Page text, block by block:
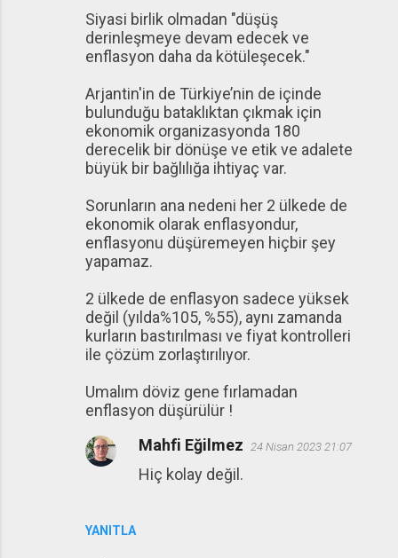
Siyasi birlik olmadan "düşüş
derinleşmeye devam edecek ve
enflasyon daha da kötüleşecek."
Arjantin'in de Türkiye’nin de içinde
bulunduğu bataklıktan çıkmak için
ekonomik organizasyonda 180
derecelik bir dönüşe ve etik ve adalete
büyük bir bağlılığa ihtiyaç var.
Sorunların ana nedeni her 2 ülkede de
ekonomik olarak enflasyondur,
enflasyonu düşüremeyen hiçbir şey
yapamaz.
2 ülkede de enflasyon sadece yüksek
değil (yılda%105, %55), aynı zamanda
kurların bastırılması ve fiyat kontrolleri
ile çözüm zorlaştırılıyor.
Umalım döviz gene fırlamadan
enflasyon düşürülür !
YANITLA
Mahfi Eğilmez 24 Nisan 2023 21:07
Hiç kolay değil.